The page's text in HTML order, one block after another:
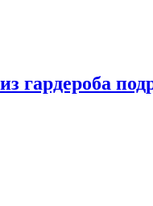
гардероба